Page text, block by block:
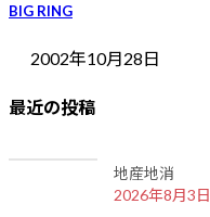
BIG RING
2002年10月28日
最近の投稿
地産地消
2026年8月3日